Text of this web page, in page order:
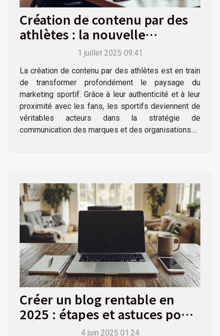
Création de contenu par des
athlètes : la nouvelle
frontière du marketing ?
1 juillet 2025 09:41
La création de contenu par des athlètes est en train
de transformer profondément le paysage du
marketing sportif. Grâce à leur authenticité et à leur
proximité avec les fans, les sportifs deviennent de
véritables acteurs dans la stratégie de
communication des marques et des organisations....
Créer un blog rentable en
2025 : étapes et astuces pour
4 juin 2025 01:24